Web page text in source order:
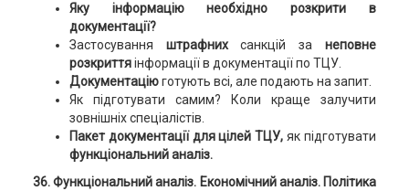
Яку інформацію необхідно розкрити в
документації?
Застосування штрафнихсанкцій занеповне
розкриттяінформації в документації по ТЦУ.
Документаціюготують всі, але подають на запит.
Як підготувати самим? Коли краще залучити
зовнішніх спеціалістів.
Пакет документації для цілей ТЦУ, як підготувати
функціональний аналіз.
36. Функціональний аналіз. Економічний аналіз. Політика